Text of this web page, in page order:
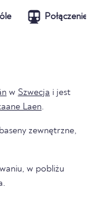
Połączenie
w Szwecja i jest
Laen.
zewnętrzne,
w pobliżu